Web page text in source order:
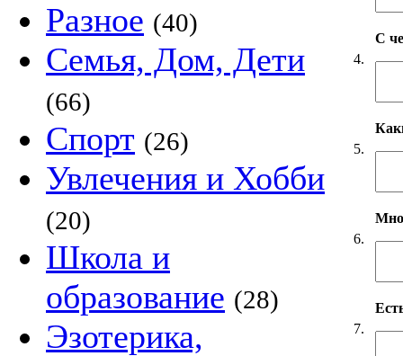
Разное (40)
Семья, Дом, Дети
(66)
Спорт (26)
Увлечения и Хобби
(20)
Школа и
образование (28)
Эзотерика,
4.
С
5.
6.
7.